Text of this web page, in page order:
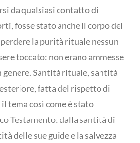
da qualsiasi contatto di
fosse stato anche il corpo dei
la purità rituale nessun
toccato: non erano ammesse
genere. Santità rituale, santità
fatta del rispetto di
il tema così come è stato
Testamento: dalla santità di
delle sue guide e la salvezza